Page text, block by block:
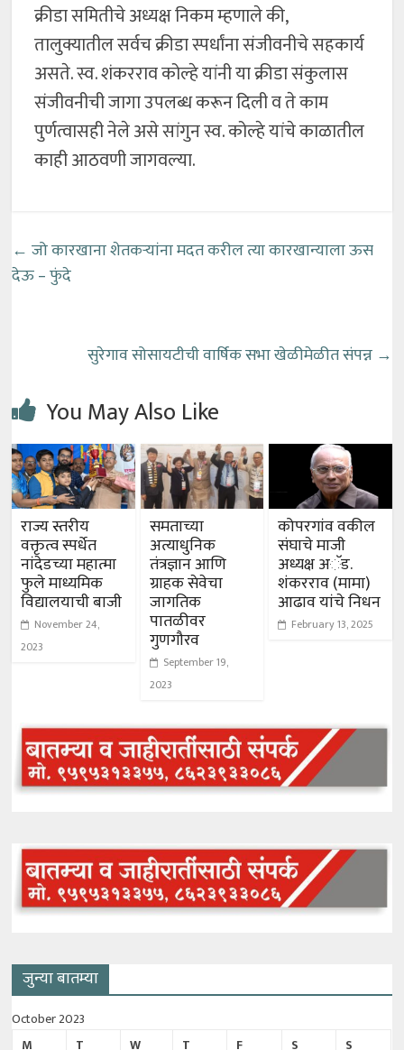
क्रीडा समितीचे अध्यक्ष निकम म्हणाले की,
तालुक्यातील सर्वच क्रीडा स्पर्धांना संजीवनीचे सहकार्य
असते. स्व. शंकरराव कोल्हे यांनी या क्रीडा संकुलास
संजीवनीची जागा उपलब्ध करून दिली व ते काम
पुर्णत्वासही नेले असे सांगुन स्व. कोल्हे यांचे काळातील
काही आठवणी जागवल्या.
← जो कारखाना शेतकऱ्यांना मदत करील त्या कारखान्याला ऊस
देऊ – फुंदे
सुरेगाव सोसायटीची वार्षिक सभा खेळीमेळीत संपन्न →
You May Also Like
राज्य स्तरीय
वक्तृत्व स्पर्धेत
नांदेडच्या महात्मा
फुले माध्यमिक
विद्यालयाची बाजी
November 24,
2023
समताच्या
अत्याधुनिक
तंत्रज्ञान आणि
ग्राहक सेवेचा
जागतिक
पातळीवर
गुणगौरव
September 19,
2023
कोपरगांव वकील
संघाचे माजी
अध्यक्ष अॅड.
शंकरराव (मामा)
आढाव यांचे निधन
February 13, 2025
जुन्या बातम्या
October 2023
M
T W T F S S